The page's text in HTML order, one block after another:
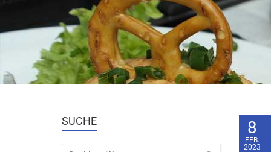
SUCHE 8
FEB.
2023